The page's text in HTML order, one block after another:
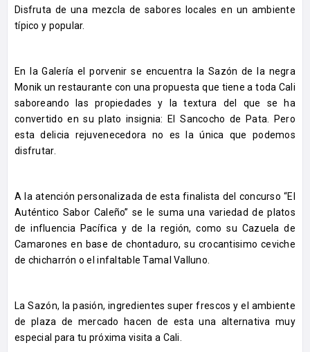
Disfruta de una mezcla de sabores locales en un ambiente
típico y popular.
En la Galería el porvenir se encuentra la Sazón de la negra
Monik un restaurante con una propuesta que tiene a toda Cali
saboreando las propiedades y la textura del que se ha
convertido en su plato insignia: El Sancocho de Pata. Pero
esta delicia rejuvenecedora no es la única que podemos
disfrutar.
A la atención personalizada de esta finalista del concurso “El
Auténtico Sabor Caleño” se le suma una variedad de platos
de influencia Pacífica y de la región, como su Cazuela de
Camarones en base de chontaduro, su crocantisimo ceviche
de chicharrón o el infaltable Tamal Valluno.
La Sazón, la pasión, ingredientes super frescos y el ambiente
de plaza de mercado hacen de esta una alternativa muy
especial para tu próxima visita a Cali.